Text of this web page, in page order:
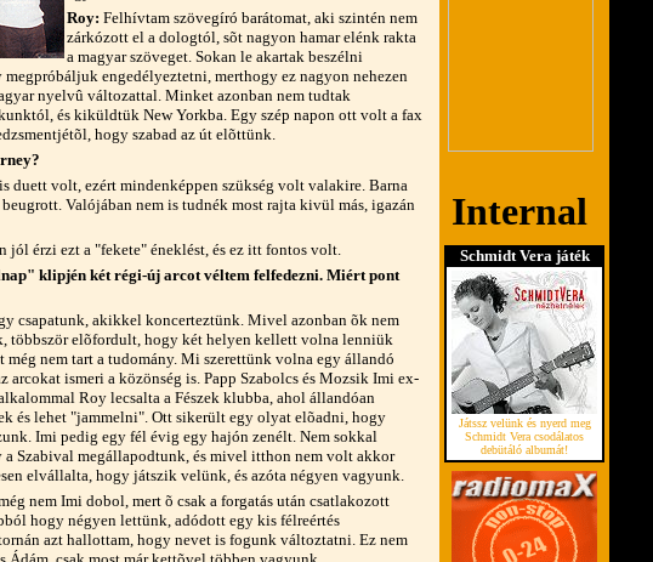
Roy: Felhívtam szövegíró barátomat, aki szintén nem
zárkózott el a dologtól, sõt nagyon hamar elénk rakta
a magyar szöveget. Sokan le akartak beszélni
engedélyeztetni, merthogy ez nagyon nehezen
nyelvû változattal. Minket azonban nem tudtak
és kiküldtük New Yorkba. Egy szép napon ott volt a fax
hogy szabad az út elõttünk.
duett volt, ezért mindenképpen szükség volt valakire. Barna
Valójában nem is tudnék most rajta kivül más, igazán
jól érzi ezt a "fekete" éneklést, és ez itt fontos volt.
klipjén két régi-új arcot véltem felfedezni. Miért pont
csapatunk, akikkel koncerteztünk. Mivel azonban õk nem
többször elõfordult, hogy két helyen kellett volna lenniük
még nem tart a tudomány. Mi szerettünk volna egy állandó
arcokat ismeri a közönség is. Papp Szabolcs és Mozsik Imi ex-
Roy lecsalta a Fészek klubba, ahol állandóan
és lehet "jammelni". Ott sikerült egy olyat elõadni, hogy
Imi pedig egy fél évig egy hajón zenélt. Nem sokkal
a Szabival megállapodtunk, és mivel itthon nem volt akkor
elvállalta, hogy játszik velünk, és azóta négyen vagyunk.
nem Imi dobol, mert õ csak a forgatás után csatlakozott
hogy négyen lettünk, adódott egy kis félreértés
azt hallottam, hogy nevet is fogunk változtatni. Ez nem
Schmidt Vera játék
Játssz velünk és nyerd meg
Schmidt Vera csodálatos
debütáló albumát!